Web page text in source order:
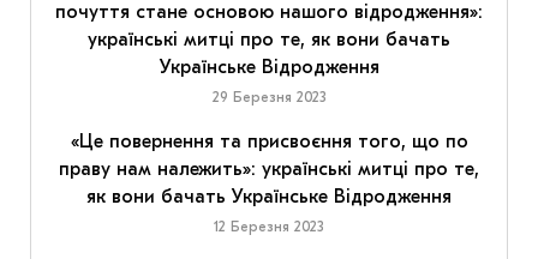
почуття стане основою нашого відродження»:
українські митці про те, як вони бачать
Українське Відродження
29 Березня 2023
«Це повернення та присвоєння того, що по
праву нам належить»: українські митці про те,
як вони бачать Українське Відродження
12 Березня 2023